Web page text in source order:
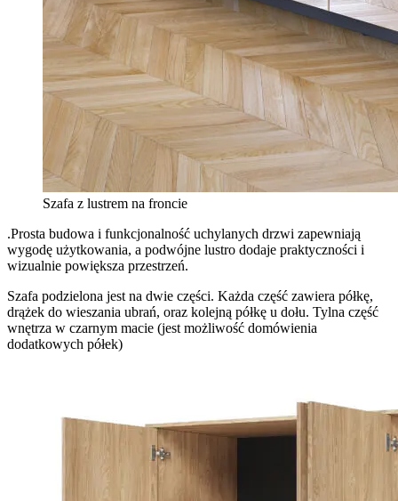
Szafa z lustrem na froncie
.Prosta budowa i funkcjonalność uchylanych drzwi zapewniają
wygodę użytkowania, a podwójne lustro dodaje praktyczności i
wizualnie powiększa przestrzeń.
Szafa podzielona jest na dwie części. Każda część zawiera półkę,
drążek do wieszania ubrań, oraz kolejną półkę u dołu. Tylna część
wnętrza w czarnym macie (jest możliwość domówienia
dodatkowych półek)